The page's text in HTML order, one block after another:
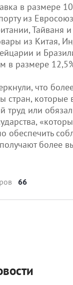
в размере
из
Тайваня
из Китая,
и
в размере
что
стран, которые
труд или
обеспечить
более
66